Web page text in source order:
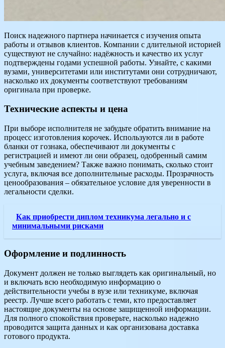
Поиск надежного партнера начинается с изучения опыта
работы и отзывов клиентов. Компании с длительной историей
существуют не случайно: надёжность и качество их услуг
подтверждены годами успешной работы. Узнайте, с какими
вузами, университетами или институтами они сотрудничают,
насколько их документы соответствуют требованиям
оригинала при проверке.
Технические аспекты и цена
При выборе исполнителя не забудьте обратить внимание на
процесс изготовления корочек. Используются ли в работе
бланки от гознака, обеспечивают ли документы с
регистрацией и имеют ли они образец, одобренный самим
учебным заведением? Также важно понимать, сколько стоит
услуга, включая все дополнительные расходы. Прозрачность
ценообразования – обязательное условие для уверенности в
легальности сделки.
Как приобрести диплом техникума легально и с
минимальными рисками
Оформление и подлинность
Документ должен не только выглядеть как оригинальный, но
и включать всю необходимую информацию о
действительности учебы в вузе или техникуме, включая
реестр. Лучше всего работать с теми, кто предоставляет
настоящие документы на основе защищенной информации.
Для полного спокойствия проверьте, насколько надежно
проводится защита данных и как организована доставка
готового продукта.